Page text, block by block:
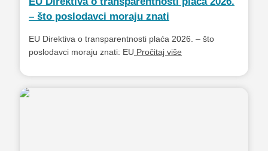
– što poslodavci moraju znati
EU Direktiva o transparentnosti plaća 2026. – što
poslodavci moraju znati: EU Pročitaj više